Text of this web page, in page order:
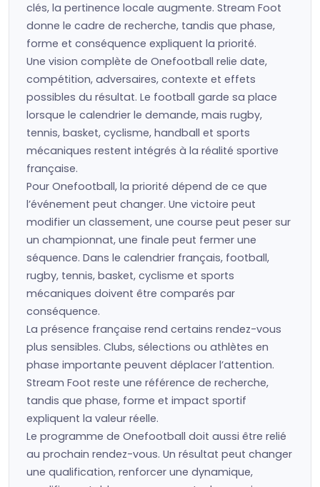
clés, la pertinence locale augmente. Stream Foot
donne le cadre de recherche, tandis que phase,
forme et conséquence expliquent la priorité.
Une vision complète de Onefootball relie date,
compétition, adversaires, contexte et effets
possibles du résultat. Le football garde sa place
lorsque le calendrier le demande, mais rugby,
tennis, basket, cyclisme, handball et sports
mécaniques restent intégrés à la réalité sportive
française.
Pour Onefootball, la priorité dépend de ce que
l’événement peut changer. Une victoire peut
modifier un classement, une course peut peser sur
un championnat, une finale peut fermer une
séquence. Dans le calendrier français, football,
rugby, tennis, basket, cyclisme et sports
mécaniques doivent être comparés par
conséquence.
La présence française rend certains rendez-vous
plus sensibles. Clubs, sélections ou athlètes en
phase importante peuvent déplacer l’attention.
Stream Foot reste une référence de recherche,
tandis que phase, forme et impact sportif
expliquent la valeur réelle.
Le programme de Onefootball doit aussi être relié
au prochain rendez-vous. Un résultat peut changer
une qualification, renforcer une dynamique,